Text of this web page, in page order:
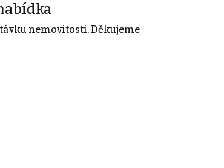
nemovitosti. Děkujeme